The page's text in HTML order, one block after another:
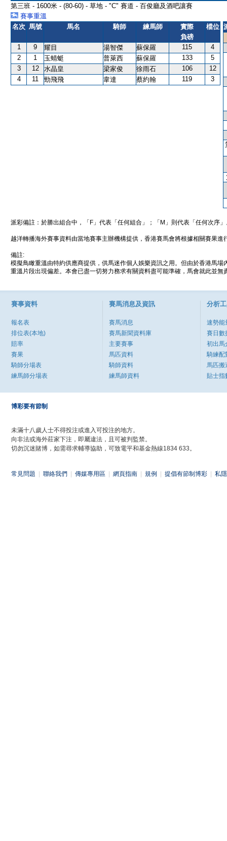
第三班 - 1600米 - (80-60) - 草地 - "C" 賽道 - 百俊廳及酒吧讓賽
賽事重溫
名次 馬號 馬名 騎師 練馬師
實際
負磅
檔位
1 9 耀目 湯智傑 蘇保羅 115
4
2
1 玉蜻蜓 普萊西 蘇保羅 133
5
3
12 水晶皇 梁家俊 徐雨石 106
12
4
11 勁飛飛 韋達 蔡約翰 119 3
派彩備註：於勝出組合中，「F」代表「任何組合」；「M」則代表「任何次序
越洋轉播海外賽事資料由當地賽事主辦機構提供，香港賽馬會將根據相關賽果進
備註:
模擬鳥瞰重溫由特約供應商提供，供馬迷作個人娛樂資訊之用。但由於香港馬
重溫片段出現偏差。本會已盡一切努力務求有關資料盡可能準確，馬會就此並
賽事資料
報名表
排位表(本地)
賠率
賽果
騎師分場表
練馬師分場表
賽馬消息及資訊
賽馬消息
賽馬新聞資料庫
主要賽事
馬匹資料
騎師資料
練馬師資料
分析
速勢能
賽日數
初出馬
騎練配
馬匹搬
貼士指
博彩要有節制
未滿十八歲人士不得投注或進入可投注的地方。
向非法或海外莊家下注，即屬違法，且可被判監禁。
切勿沉迷賭博，如需尋求輔導協助，可致電平和基金熱線1834 633。
常見問題 聯絡我們 傳媒專用區 網頁指南 規例 提倡有節制博彩 私